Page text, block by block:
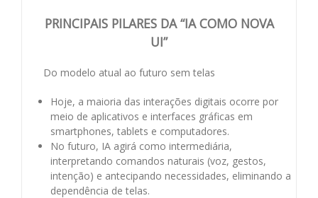
PRINCIPAIS PILARES DA “IA COMO NOVA
UI”
Do modelo atual ao futuro sem telas
Hoje, a maioria das interações digitais ocorre por
meio de aplicativos e interfaces gráficas em
smartphones, tablets e computadores.
No futuro, IA agirá como intermediária,
interpretando comandos naturais (voz, gestos,
intenção) e antecipando necessidades, eliminando a
dependência de telas.